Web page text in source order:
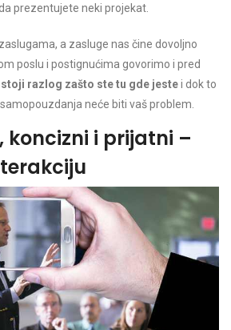
prezentujete neki projekat.
a zasluge nas čine dovoljno
poslu i postignućima govorimo i pred
razlog zašto ste tu gde jestei dok to
neće biti vaš problem.
koncizni i prijatni –